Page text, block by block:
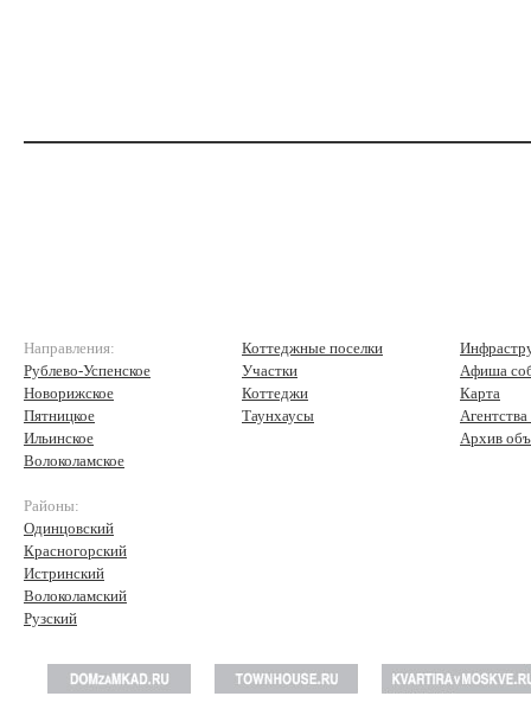
Направления:
Рублево-Успенское
Новорижское
Пятницкое
Ильинское
Волоколамское
Районы:
Одинцовский
Красногорский
Истринский
Волоколамский
Рузский
Коттеджные поселки
Участки
Коттеджи
Таунхаусы
Афиша
Карта
Архив